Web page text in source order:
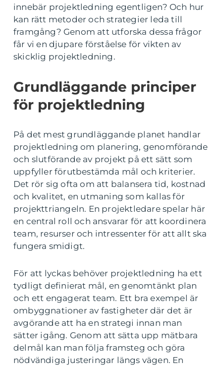
innebär projektledning egentligen? Och hur
kan rätt metoder och strategier leda till
framgång? Genom att utforska dessa frågor
får vi en djupare förståelse för vikten av
skicklig projektledning.
Grundläggande principer
för projektledning
På det mest grundläggande planet handlar
projektledning om planering, genomförande
och slutförande av projekt på ett sätt som
uppfyller förutbestämda mål och kriterier.
Det rör sig ofta om att balansera tid, kostnad
och kvalitet, en utmaning som kallas för
projekttriangeln. En projektledare spelar här
en central roll och ansvarar för att koordinera
team, resurser och intressenter för att allt ska
fungera smidigt.
För att lyckas behöver projektledning ha ett
tydligt definierat mål, en genomtänkt plan
och ett engagerat team. Ett bra exempel är
ombyggnationer av fastigheter där det är
avgörande att ha en strategi innan man
sätter igång. Genom att sätta upp mätbara
delmål kan man följa framsteg och göra
nödvändiga justeringar längs vägen. En